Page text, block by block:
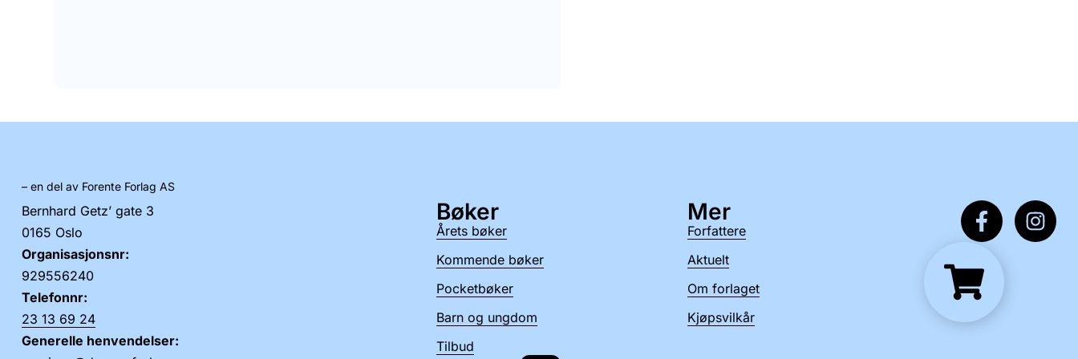
– en del av Forente Forlag AS
Bernhard Getz’ gate 3
0165 Oslo
Organisasjonsnr:
929556240
Telefonnr:
23 13 69 24
Generelle henvendelser:
Bøker
Årets bøker
Kommende bøker
Pocketbøker
Barn og ungdom
Tilbud
Mer
Forfattere
Aktuelt
Om forlaget
Kjøpsvilkår